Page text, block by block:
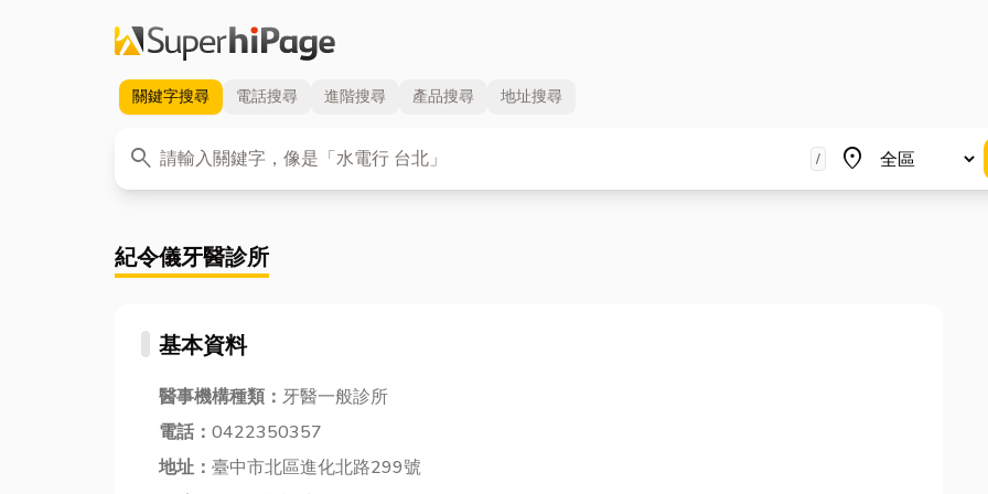
關鍵字搜尋 電話搜尋 進階搜尋 產品搜尋 地址搜尋
search
關鍵字 / place
地區
紀令儀牙醫診所
基本資料
醫事機構種類： 牙醫一般診所
電話： 0422350357
地址： 臺中市北區進化北路299號